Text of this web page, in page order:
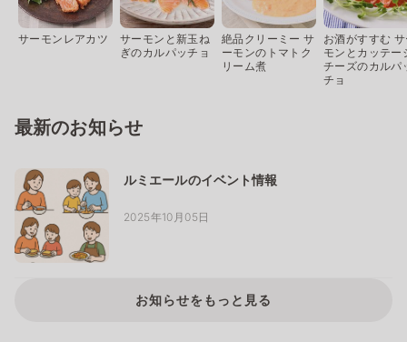
サーモンレアカツ
サーモンと新玉ね
ぎのカルパッチョ
絶品クリーミー サ
ーモンのトマトク
リーム煮
お酒がすすむ
モンとカッテー
チーズのカルパ
チョ
最新のお知らせ
ルミエールのイベント情報
2025年10月05日
お知らせをもっと見る